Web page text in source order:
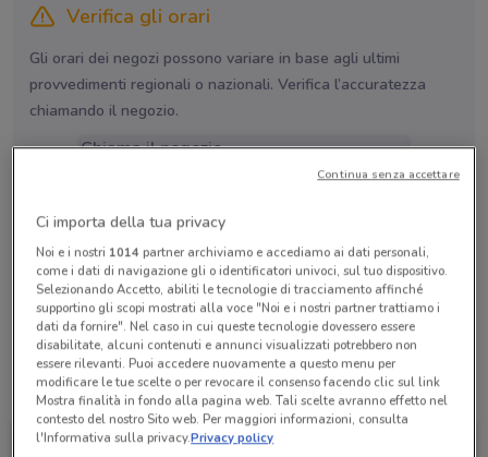
Verifica gli orari
Gli orari dei negozi possono variare in base agli ultimi
provvedimenti regionali o nazionali. Verifica l’accuratezza
chiamando il negozio.
Chiama il negozio
Domenica n.d.
099 8244067
Calabrese Anna
Tutte le promozioni di questo negozio
Ci importa della tua privacy
Noi e i nostri 1014partner archiviamo e accediamo ai dati personali,
come i dati di navigazione gli o identificatori univoci, sul tuo dispositivo.
Selezionando Accetto, abiliti le tecnologie di tracciamento affinché
supportino gli scopi mostrati alla voce "Noi e i nostri partner trattiamo i
dati da fornire". Nel caso in cui queste tecnologie dovessero essere
disabilitate, alcuni contenuti e annunci visualizzati potrebbero non
essere rilevanti. Puoi accedere nuovamente a questo menu per
modificare le tue scelte o per revocare il consenso facendo clic sul link
Mostra finalità in fondo alla pagina web. Tali scelte avranno effetto nel
contesto del nostro Sito web. Per maggiori informazioni, consulta
l'Informativa sulla privacy.Privacy policy
Continua senza accettare